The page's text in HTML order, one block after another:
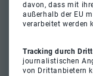
davon, dass mit
außerhalb der EU
verarbeitet werden
Tracking durch
journalistischen
von Drittanbietern